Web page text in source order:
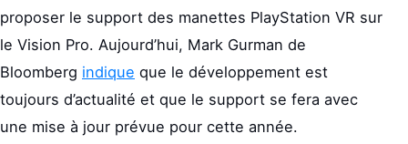
proposer le support des manettes PlayStation VR sur
le Vision Pro. Aujourd’hui, Mark Gurman de
Bloomberg indique que le développement est
toujours d’actualité et que le support se fera avec
une mise à jour prévue pour cette année.